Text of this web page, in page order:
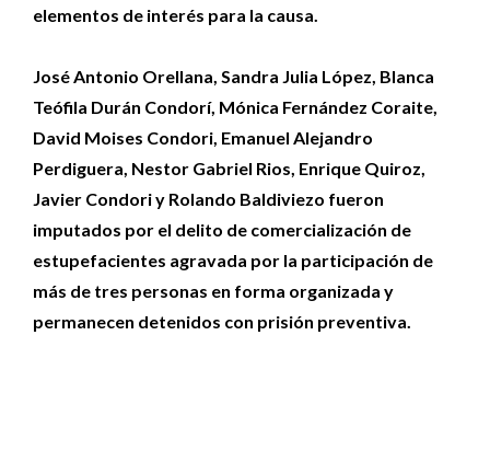
elementos de interés para la causa.
José Antonio Orellana, Sandra Julia López, Blanca
Teófila Durán Condorí, Mónica Fernández Coraite,
David Moises Condori, Emanuel Alejandro
Perdiguera, Nestor Gabriel Rios, Enrique Quiroz,
Javier Condori y Rolando Baldiviezo fueron
imputados por el delito de comercialización de
estupefacientes agravada por la participación de
más de tres personas en forma organizada y
permanecen detenidos con prisión preventiva.